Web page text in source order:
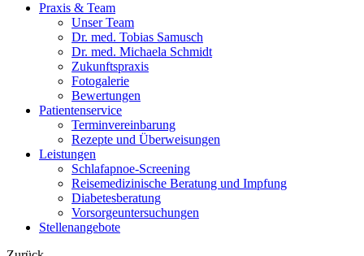
Praxis & Team
Unser Team
Dr. med. Tobias Samusch
Dr. med. Michaela Schmidt
Zukunftspraxis
Fotogalerie
Bewertungen
Patientenservice
Terminvereinbarung
Rezepte und Überweisungen
Leistungen
Schlafapnoe-Screening
Reisemedizinische Beratung und Impfung
Diabetesberatung
Vorsorgeuntersuchungen
Stellenangebote